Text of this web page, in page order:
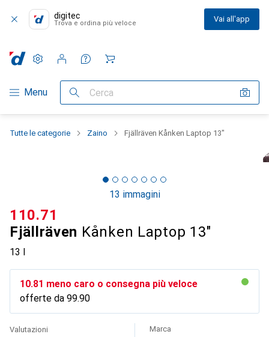
digitec
Trova e ordina più veloce Vai all'app
Categoria Navigazione
Menu Cerca
Impostazioni
Conto cliente
Liste di confronto
Liste dei desideri
Carrello
Tutte le categorie Zaino Fjällräven Kånken Laptop 13"
13 immagini
Fjällräven Kånken Laptop 13"
13 l
CHF
110.71
CHF
10.81 meno caro o consegna più veloce
offerte da CHF
99.90
Valutazioni Marca